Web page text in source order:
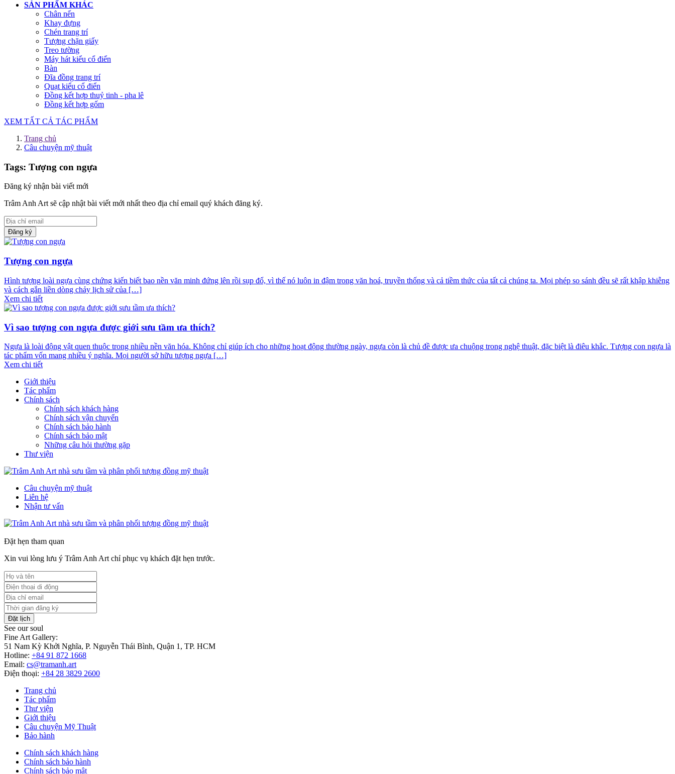
SẢN PHẨM KHÁC
Chân nến
Khay đựng
Chén trang trí
Tượng chặn giấy
Treo tường
Máy hát kiểu cổ điển
Bàn
Đĩa đồng trang trí
Quạt kiểu cổ điển
Đồng kết hợp thuỷ tinh - pha lê
Đồng kết hợp gốm
XEM TẤT CẢ TÁC PHẨM
Trang chủ
Câu chuyện mỹ thuật
Tags: Tượng con ngựa
Đăng ký nhận bài viết mới
Trâm Anh Art sẽ cập nhật bài viết mới nhất theo địa chỉ email quý khách đăng ký.
Đăng ký
Tượng con ngựa
Hình tượng loài ngựa cùng chứng kiến biết bao nền văn minh đứng lên rồi sụp đổ, vì thế nó luôn in đậm trong văn hoá, truyền thống và cả tiềm thức của tất cả chúng ta. Mọi phép so sánh đều sẽ rất khập khiễng
và cách gắn liền dòng chảy lịch sử của […]
Xem chi tiết
Vì sao tượng con ngựa được giới sưu tầm ưa thích?
Ngựa là loài động vật quen thuộc trong nhiều nền văn hóa. Không chỉ giúp ích cho những hoạt động thường ngày, ngựa còn là chủ đề được ưa chuộng trong nghệ thuật, đặc biệt là điêu khắc. Tượng con ngựa là
tác phẩm vốn mang nhiều ý nghĩa. Mọi người sở hữu tượng ngựa […]
Xem chi tiết
Giới thiệu
Tác phẩm
Chính sách
Chính sách khách hàng
Chính sách vận chuyển
Chính sách bảo hành
Chính sách bảo mật
Những câu hỏi thường gặp
Thư viện
Câu chuyện mỹ thuật
Liên hệ
Nhận tư vấn
Đặt hẹn tham quan
Xin vui lòng lưu ý Trâm Anh Art chỉ phục vụ khách đặt hẹn trước.
Đặt lịch
See our soul
Fine Art Gallery:
51 Nam Kỳ Khởi Nghĩa, P. Nguyễn Thái Bình, Quận 1, TP. HCM
Hotline: +84 91 872 1668
Email: cs@tramanh.art
Điện thoại: +84 28 3829 2600
Trang chủ
Tác phẩm
Thư viện
Giới thiệu
Câu chuyện Mỹ Thuật
Bảo hành
Chính sách khách hàng
Chính sách bảo hành
Chính sách bảo mật